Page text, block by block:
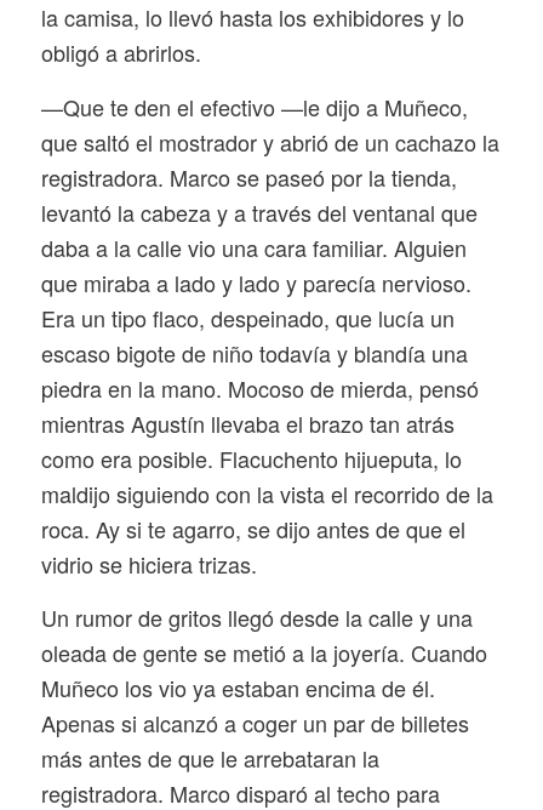
la camisa, lo llevó hasta los exhibidores y lo
obligó a abrirlos.
—Que te den el efectivo —le dijo a Muñeco,
que saltó el mostrador y abrió de un cachazo la
registradora. Marco se paseó por la tienda,
levantó la cabeza y a través del ventanal que
daba a la calle vio una cara familiar. Alguien
que miraba a lado y lado y parecía nervioso.
Era un tipo flaco, despeinado, que lucía un
escaso bigote de niño todavía y blandía una
piedra en la mano. Mocoso de mierda, pensó
mientras Agustín llevaba el brazo tan atrás
como era posible. Flacuchento hijueputa, lo
maldijo siguiendo con la vista el recorrido de la
roca. Ay si te agarro, se dijo antes de que el
vidrio se hiciera trizas.
Un rumor de gritos llegó desde la calle y una
oleada de gente se metió a la joyería. Cuando
Muñeco los vio ya estaban encima de él.
Apenas si alcanzó a coger un par de billetes
más antes de que le arrebataran la
registradora. Marco disparó al techo para